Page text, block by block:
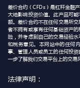
差价合约（CFDs）是杠杆金融
大地影响投资价值。此产品可
额。差价合约不在任何交易所
者不拥有或享有任何基础资产
险，并考虑到自己的交易经验
和税务意见。本网站中的任何
事、管理人员或员工的任何投
一步了解我们交易平台上的交易
法律声明：